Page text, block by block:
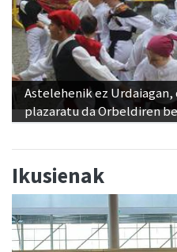
Astelehenik ez
plazaratu da Orbeldiren
Ikusienak